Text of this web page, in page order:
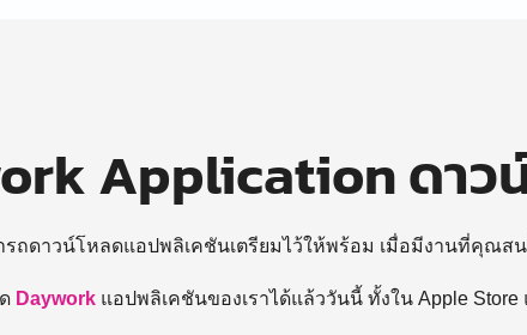
Application ดาว
ถดาวน์โหลดแอปพลิเคชันเตรียมไว้ให้พร้อม เมื่อมีงานที่คุณส
Daywork แอปพลิเคชันของเราได้แล้ววันนี้ ทั้งใน Apple Store